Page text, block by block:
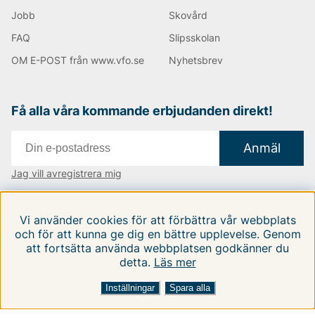
Jobb
FAQ
OM E-POST från www.vfo.se
Skovård
Slipsskolan
Nyhetsbrev
Få alla våra kommande erbjudanden direkt!
Anmäl
Jag vill avregistrera mig
Följ oss på våra sociala medier
Vi använder cookies för att förbättra vår webbplats
och för att kunna ge dig en bättre upplevelse. Genom
att fortsätta använda webbplatsen godkänner du
detta. Läs mer
Inställningar Spara alla